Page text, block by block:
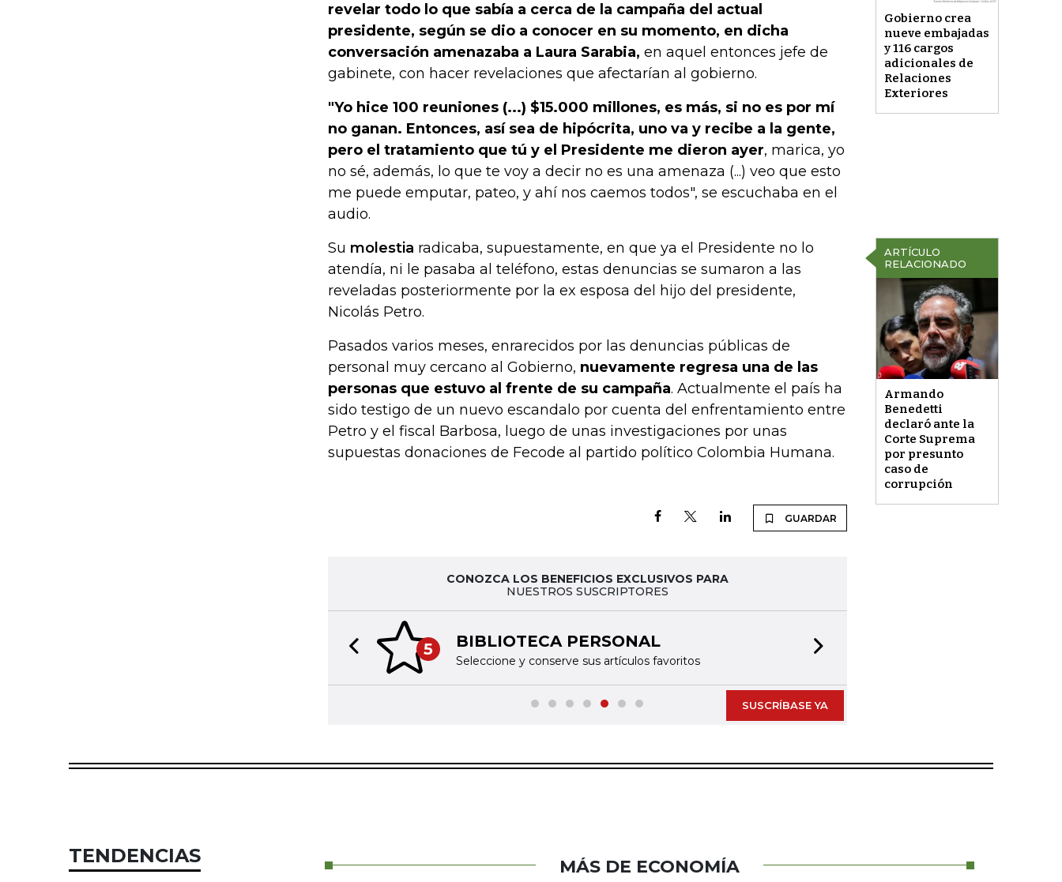
Gobierno crea
nueve embajadas
y 116 cargos
adicionales de
Relaciones
Exteriores
revelar todo lo que sabía a cerca de la campaña del actual
presidente, según se dio a conocer en su momento, en dicha
conversación amenazaba a Laura Sarabia, en aquel entonces jefe de
gabinete, con hacer revelaciones que afectarían al gobierno.
"Yo hice 100 reuniones (...) $15.000 millones, es más, si no es por mí
no ganan. Entonces, así sea de hipócrita, uno va y recibe a la gente,
pero el tratamiento que tú y el Presidente me dieron ayer, marica, yo
no sé, además, lo que te voy a decir no es una amenaza (...) veo que esto
me puede emputar, pateo, y ahí nos caemos todos", se escuchaba en el
audio.
ARTÍCULO
RELACIONADO
Armando
Benedetti
declaró ante la
Corte Suprema
por presunto
caso de
corrupción
Su molestia radicaba, supuestamente, en que ya el Presidente no lo
atendía, ni le pasaba al teléfono, estas denuncias se sumaron a las
reveladas posteriormente por la ex esposa del hijo del presidente,
Nicolás Petro.
Pasados varios meses, enrarecidos por las denuncias públicas de
personal muy cercano al Gobierno, nuevamente regresa una de las
personas que estuvo al frente de su campaña. Actualmente el país ha
sido testigo de un nuevo escandalo por cuenta del enfrentamiento entre
Petro y el fiscal Barbosa, luego de unas investigaciones por unas
supuestas donaciones de Fecode al partido político Colombia Humana.
GUARDAR
CONOZCA LOS BENEFICIOS EXCLUSIVOS PARA
NUESTROS SUSCRIPTORES
5 BIBLIOTECA PERSONAL
Seleccione y conserve sus artículos favoritos
Previous slide
SUSCRÍBASE YA
TENDENCIAS MÁS DE ECONOMÍA